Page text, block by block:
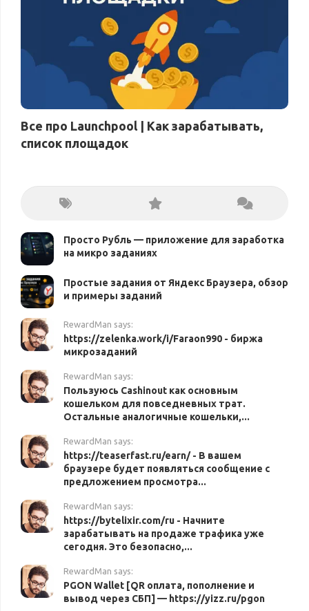
Все про Launchpool | Как зарабатывать,
список площадок
Просто Рубль — приложение для заработка
на микро заданиях
Простые задания от Яндекс Браузера, обзор
и примеры заданий
RewardMan says:
https://zelenka.work/i/Faraon990 - биржа
микрозаданий
RewardMan says:
Пользуюсь Cashinout как основным
кошельком для повседневных трат.
Остальные аналогичные кошельки,...
RewardMan says:
https://teaserfast.ru/earn/ - В вашем
браузере будет появляться сообщение с
предложением просмотра...
RewardMan says:
https://bytelixir.com/ru - Начните
зарабатывать на продаже трафика уже
сегодня. Это безопасно,...
RewardMan says:
PGON Wallet [QR оплата, пополнение и
вывод через СБП] — https://yizz.ru/pgon